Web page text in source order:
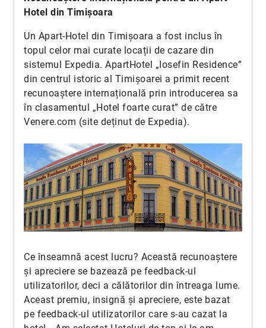
Hotel din Timișoara
Un Apart-Hotel din Timișoara a fost inclus în
topul celor mai curate locații de cazare din
sistemul Expedia. ApartHotel „Iosefin Residence”
din centrul istoric al Timișoarei a primit recent
recunoaștere internațională prin introducerea sa
în clasamentul „Hotel foarte curat” de către
Venere.com (site deținut de Expedia).
Ce înseamnă acest lucru? Această recunoaștere
și apreciere se bazează pe feedback-ul
utilizatorilor, deci a călătorilor din întreaga lume.
Aceast premiu, insignă și apreciere, este bazat
pe feedback-ul utilizatorilor care s-au cazat la